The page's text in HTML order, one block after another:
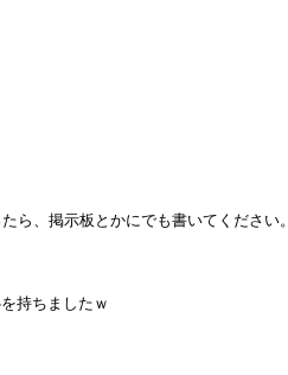
ら、掲示板とかにでも書いてください
持ちましたｗ